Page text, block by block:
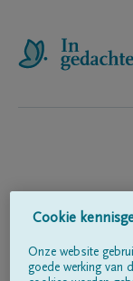
Volg ons op
Cookie
Onze website
goede werking van